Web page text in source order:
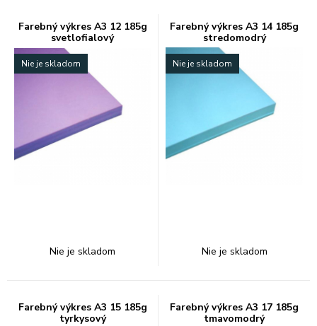
Farebný výkres A3 12 185g
svetlofialový
Nie je skladom
Nie je skladom
Farebný výkres A3 14 185g
stredomodrý
Nie je skladom
Nie je skladom
Farebný výkres A3 15 185g
tyrkysový
Farebný výkres A3 17 185g
tmavomodrý